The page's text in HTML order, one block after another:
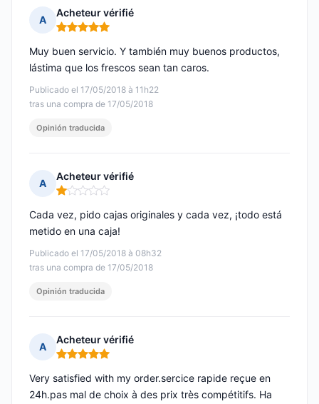
A
Acheteur vérifié
Nota: 5 de 5
Publicado el 17/05/2018 à 11h22
tras una compra de 17/05/2018
Muy buen servicio. Y también muy buenos productos,
lástima que los frescos sean tan caros.
Opinión traducida
A
Acheteur vérifié
Nota: 1 de 5
Publicado el 17/05/2018 à 08h32
tras una compra de 17/05/2018
Cada vez, pido cajas originales y cada vez, ¡todo está
metido en una caja!
Opinión traducida
A
Acheteur vérifié
Nota: 5 de 5
Very satisfied with my order.sercice rapide reçue en
24h.pas mal de choix à des prix très compétitifs. Ha